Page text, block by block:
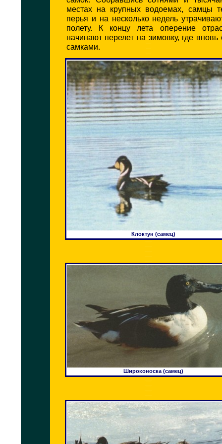
местах на крупных водоемах, самцы
перья и на несколько недель
полету. К концу лета оперение
начинают перелет на зимовку, где
самками.
Клоктун (самец)
Широконоска (самец)